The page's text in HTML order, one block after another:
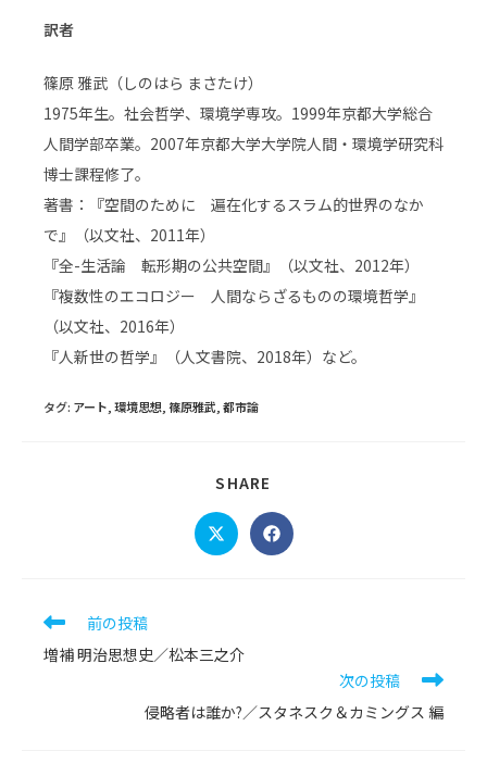
訳者
篠原 雅武（しのはら まさたけ）
1975年生。社会哲学、環境学専攻。1999年京都大学総合
人間学部卒業。2007年京都大学大学院人間・環境学研究科
博士課程修了。
著書：『空間のために 遍在化するスラム的世界のなか
で』（以文社、2011年）
『全-生活論 転形期の公共空間』（以文社、2012年）
『複数性のエコロジー 人間ならざるものの環境哲学』
（以文社、2016年）
『人新世の哲学』（人文書院、2018年）など。
タグ: アート,環境思想,篠原雅武,都市論
SHARE
CONTENT
Opens
in
Opens
in
そ
他
前の投稿
増補 明治思想史／松本三之介
次の投稿
侵略者は誰か?／スタネスク＆カミングス 編